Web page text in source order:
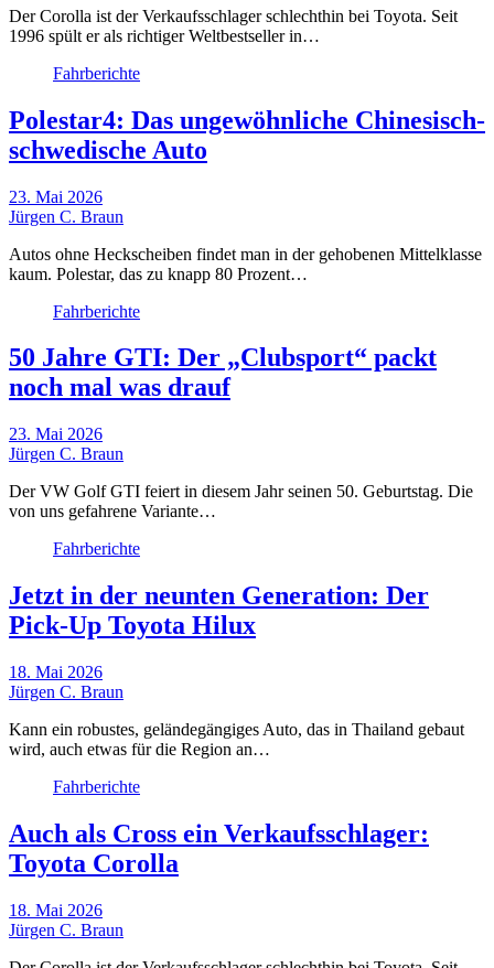
Der Corolla ist der Verkaufsschlager schlechthin bei Toyota. Seit
1996 spült er als richtiger Weltbestseller in…
Fahrberichte
Polestar4: Das ungewöhnliche Chinesisch-
schwedische Auto
23. Mai 2026
Jürgen C. Braun
Autos ohne Heckscheiben findet man in der gehobenen Mittelklasse
kaum. Polestar, das zu knapp 80 Prozent…
Fahrberichte
50 Jahre GTI: Der „Clubsport“ packt
noch mal was drauf
23. Mai 2026
Jürgen C. Braun
Der VW Golf GTI feiert in diesem Jahr seinen 50. Geburtstag. Die
von uns gefahrene Variante…
Fahrberichte
Jetzt in der neunten Generation: Der
Pick-Up Toyota Hilux
18. Mai 2026
Jürgen C. Braun
Kann ein robustes, geländegängiges Auto, das in Thailand gebaut
wird, auch etwas für die Region an…
Fahrberichte
Auch als Cross ein Verkaufsschlager:
Toyota Corolla
18. Mai 2026
Jürgen C. Braun